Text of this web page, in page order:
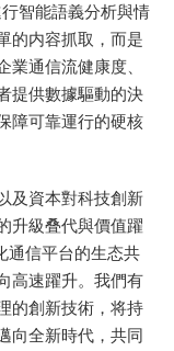
智能語義分析與情
的内容抓取，而是
通信流健康度、
提供數據驅動的決
障可靠運行的硬核
及資本對科技創新
升級叠代與價值躍
通信平台的生态共
高速躍升。我們有
的創新技術，将持
向全新時代，共同